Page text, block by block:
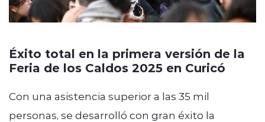
Éxito total en la primera versión de la
Feria de los Caldos 2025 en Curicó
Con una asistencia superior a las 35 mil
personas, se desarrolló con gran éxito la